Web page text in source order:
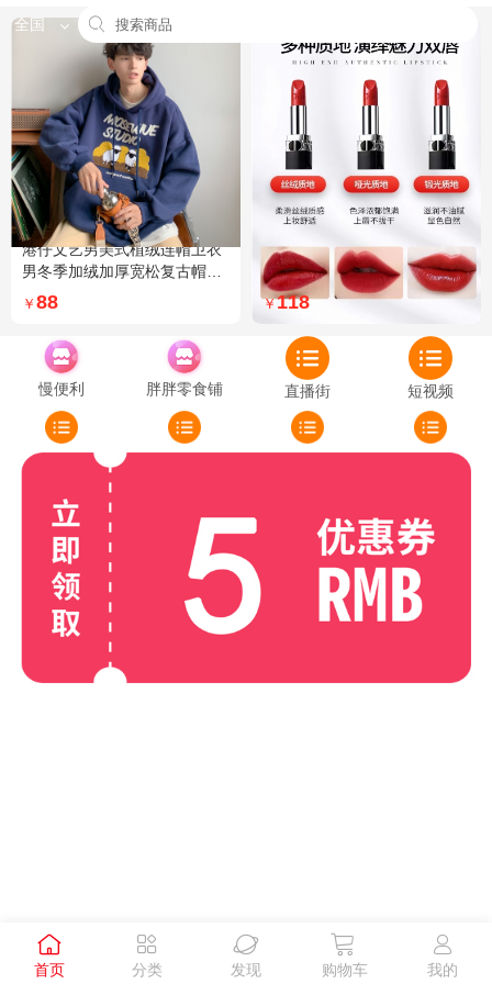
全国
港仔文艺男美式植绒连帽卫衣
男冬季加绒加厚宽松复古帽衫
外套 XXL 加绒 5XL 灰色加绒
￥ 88
Dior迪奥全新烈艳蓝金口红品
牌授权经典藤格纹饰带丝绒质
地999色号传奇红唇哑光 哑光
￥118
慢便利 胖胖零食铺 直播街 短视频

首页

分类

发现

购物车

我的